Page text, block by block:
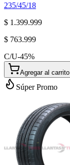
235/45/18
$ 1.399.999
$ 763.999
C/U-45%
Agregar al carrito
Súper Promo